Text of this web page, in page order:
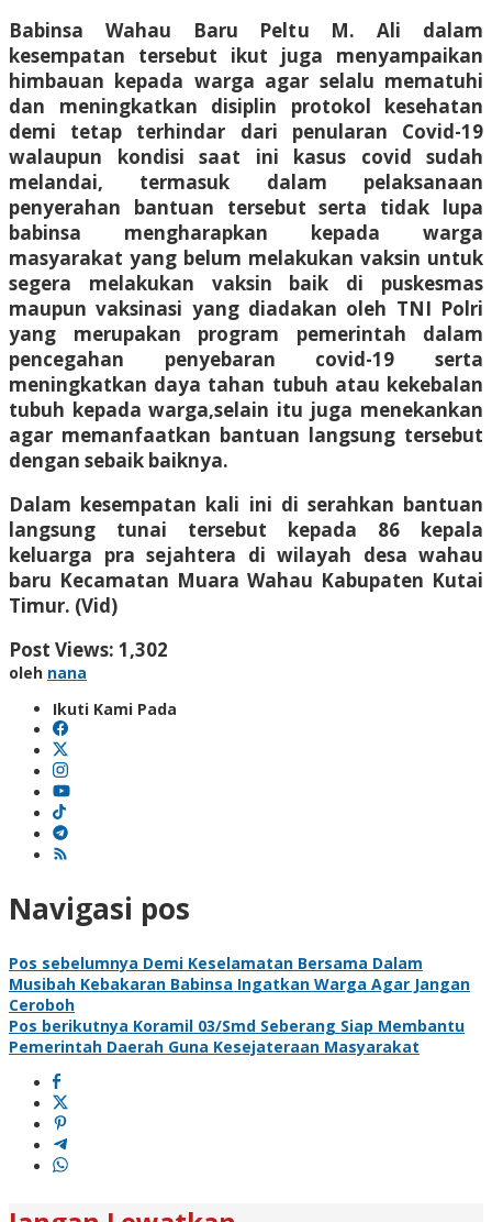
Babinsa Wahau Baru Peltu M. Ali dalam
kesempatan tersebut ikut juga menyampaikan
himbauan kepada warga agar selalu mematuhi
dan meningkatkan disiplin protokol kesehatan
demi tetap terhindar dari penularan Covid-19
walaupun kondisi saat ini kasus covid sudah
melandai, termasuk dalam pelaksanaan
penyerahan bantuan tersebut serta tidak lupa
babinsa mengharapkan kepada warga
masyarakat yang belum melakukan vaksin untuk
segera melakukan vaksin baik di puskesmas
maupun vaksinasi yang diadakan oleh TNI Polri
yang merupakan program pemerintah dalam
pencegahan penyebaran covid-19 serta
meningkatkan daya tahan tubuh atau kekebalan
tubuh kepada warga,selain itu juga menekankan
agar memanfaatkan bantuan langsung tersebut
dengan sebaik baiknya.
Dalam kesempatan kali ini di serahkan bantuan
langsung tunai tersebut kepada 86 kepala
keluarga pra sejahtera di wilayah desa wahau
baru Kecamatan Muara Wahau Kabupaten Kutai
Timur. (Vid)
Post Views: 1,302
oleh nana
Ikuti Kami Pada
Navigasi pos
Pos sebelumnya Demi Keselamatan Bersama Dalam
Musibah Kebakaran Babinsa Ingatkan Warga Agar Jangan
Ceroboh
Pos berikutnya Koramil 03/Smd Seberang Siap Membantu
Pemerintah Daerah Guna Kesejateraan Masyarakat